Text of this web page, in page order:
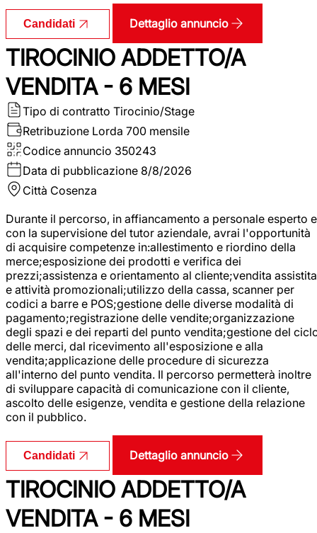
Candidati Dettaglio annuncio
TIROCINIO ADDETTO/A
VENDITA - 6 MESI
Tipo di contratto Tirocinio/Stage
Retribuzione Lorda 700 mensile
Codice annuncio 350243
Data di pubblicazione 8/8/2026
Città Cosenza
Durante il percorso, in affiancamento a personale esperto e
con la supervisione del tutor aziendale, avrai l'opportunità
di acquisire competenze in:allestimento e riordino della
merce;esposizione dei prodotti e verifica dei
prezzi;assistenza e orientamento al cliente;vendita assistita
e attività promozionali;utilizzo della cassa, scanner per
codici a barre e POS;gestione delle diverse modalità di
pagamento;registrazione delle vendite;organizzazione
degli spazi e dei reparti del punto vendita;gestione del
delle merci, dal ricevimento all'esposizione e alla
vendita;applicazione delle procedure di sicurezza
all'interno del punto vendita. Il percorso permetterà inoltre
di sviluppare capacità di comunicazione con il cliente,
ascolto delle esigenze, vendita e gestione della relazione
con il pubblico.
Candidati Dettaglio annuncio
TIROCINIO ADDETTO/A
VENDITA - 6 MESI